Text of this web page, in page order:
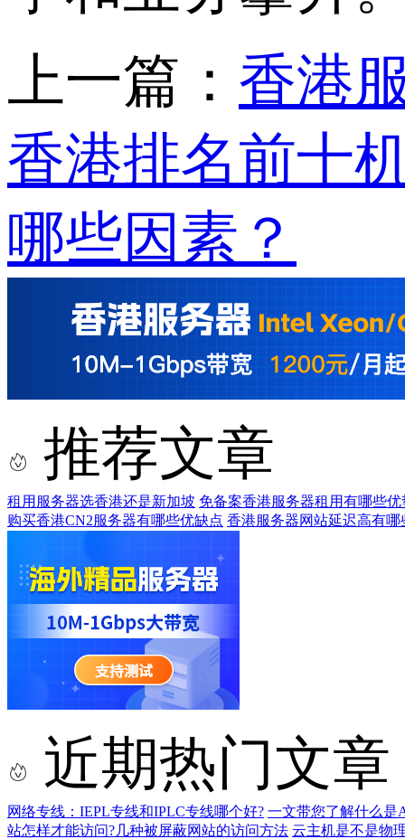
上一篇： 香港
香港排名前十
哪些因素？
推荐文章
租用服务器选香港还是新加坡 免备案香港服务器租用有哪些优
购买香港CN2服务器有哪些优缺点 香港服务器网站延迟高有哪
近期热门文章
网络专线：IEPL专线和IPLC专线哪个好? 一文带您了解什么是
站怎样才能访问?几种被屏蔽网站的访问方法 云主机是不是物